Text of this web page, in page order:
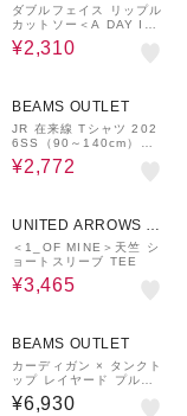
UTLET
ダブルフェイス リップル
カットソー＜A DAY IN
THE LIFE＞
¥2,310
BEAMS OUTLET
JR 在来線 Tシャツ 202
6SS（90～140cm）外
遊び プチプラ 保育園 通
学 電車
¥2,772
UNITED ARROWS O
UTLET
＜1_OF MINE＞天竺 シ
ョートスリーブ TEE
¥3,465
BEAMS OUTLET
カーディガン × タンクト
ップ レイヤード プルオ
ーバー（セットアイテ
ム）
¥6,930